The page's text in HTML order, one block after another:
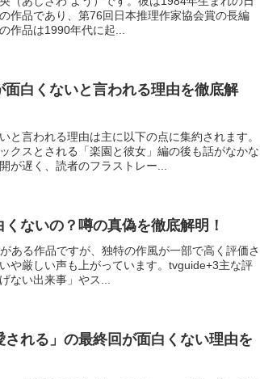
作品であり、第76回日本推理作家協会賞の長編
作品は1990年代に起...
面白くないと言われる理由を徹底解
と言われる理由は主に以下の点に集約されます。
クスとされる「楽園と彼女」編の後も話がなかな
が遅く、読者のフラストレー...
ないの？噂の真偽を徹底解明！
ある作品ですが、独特の作風が一部で高く評価さ
や厳しい声も上がっています。tvguide+3主な評
ない出来事」やス...
れる」の最終回が面白くない理由を